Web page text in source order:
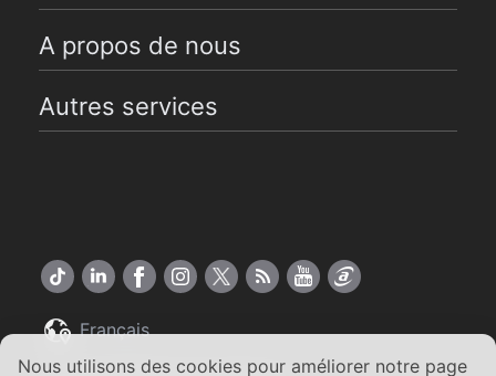
Nous utilisons des cookies pour améliorer notre page
A propos de nous
Autres services
Français